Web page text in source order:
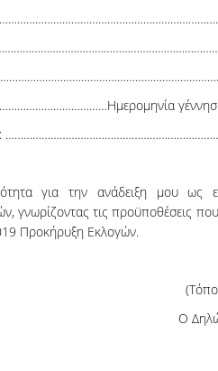
:
για την ανάδειξη μου ως
γνωρίζοντας τις προϋποθέσεις
Προκήρυξη Εκλογών.
Ο